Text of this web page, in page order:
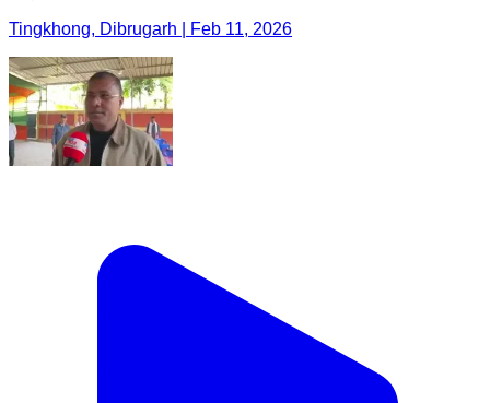
Tingkhong, Dibrugarh | Feb 11, 2026